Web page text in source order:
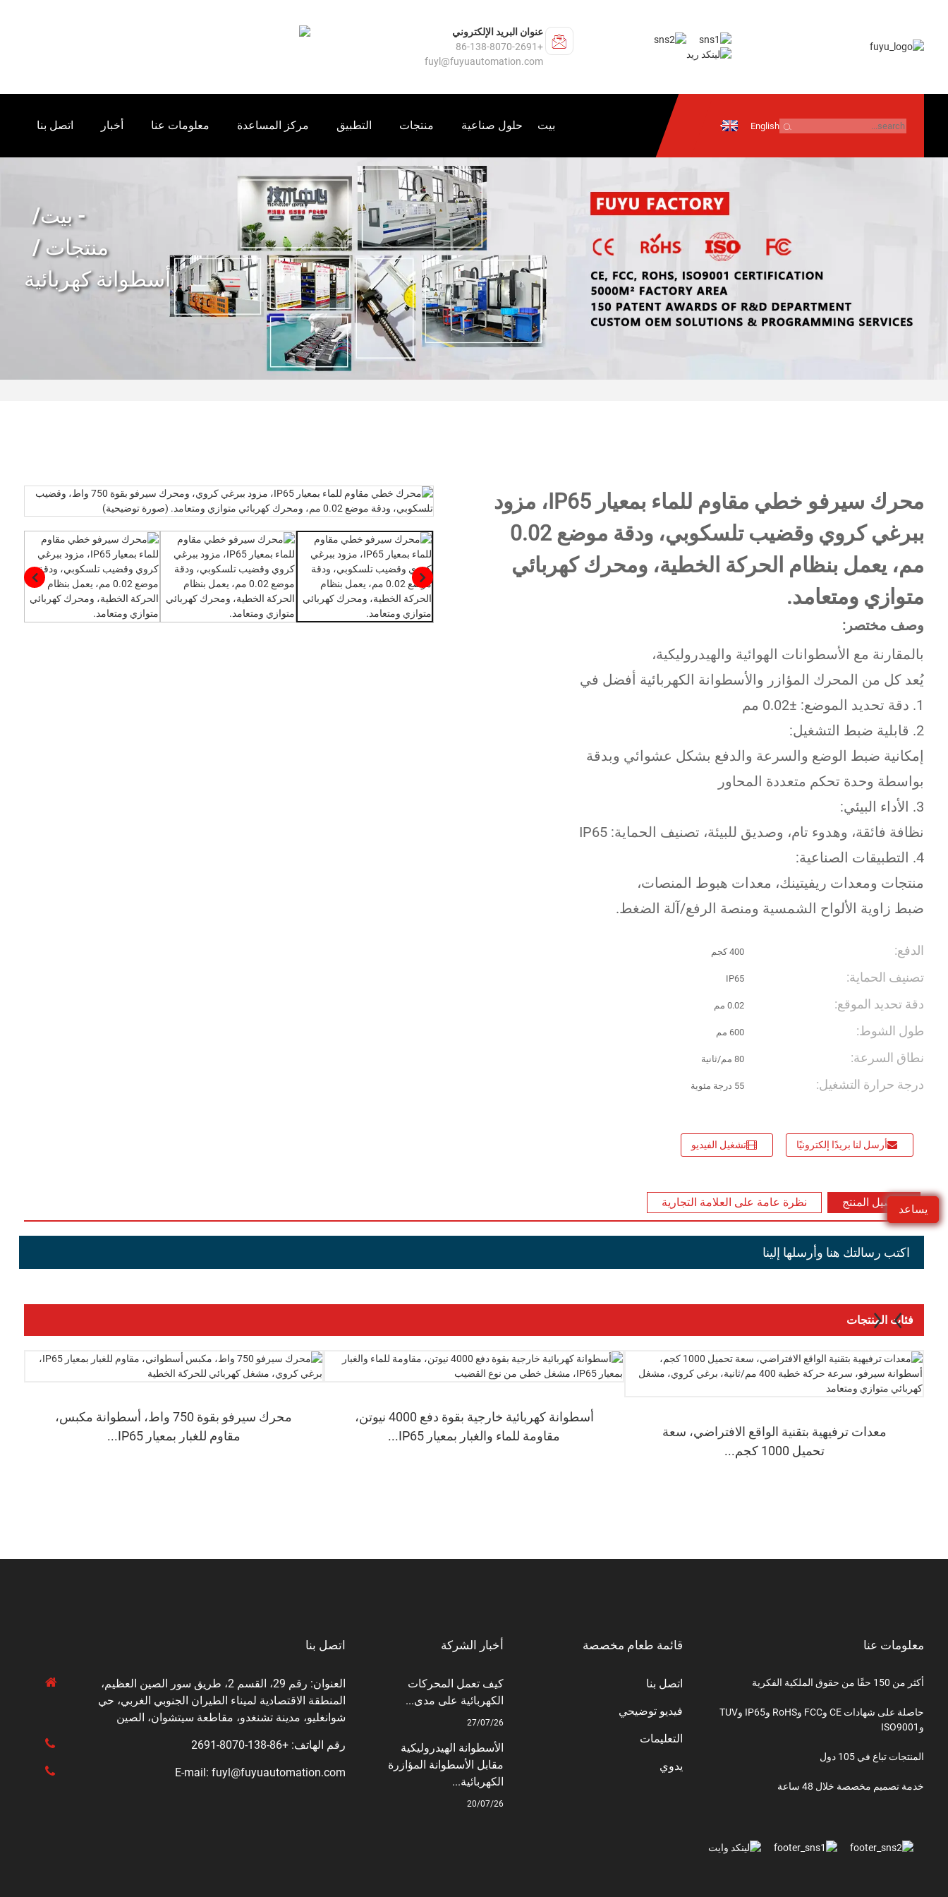
يساعد
عنوان البريد الإلكتروني
+86-138-8070-2691
fuyl@fuyuautomation.com
بيت حلول صناعية منتجات التطبيق مركز المساعدة معلومات عنا أخبار اتصل بنا English
بيت
منتجات
أسطوانة كهربائية
محرك سيرفو خطي مقاوم للماء بمعيار IP65، مزود
ببرغي كروي وقضيب تلسكوبي، ودقة موضع 0.02
مم، يعمل بنظام الحركة الخطية، ومحرك كهربائي
متوازي ومتعامد.
وصف مختصر:
بالمقارنة مع الأسطوانات الهوائية والهيدروليكية،
يُعد كل من المحرك المؤازر والأسطوانة الكهربائية أفضل في
1. دقة تحديد الموضع: ±0.02 مم
2. قابلية ضبط التشغيل:
إمكانية ضبط الوضع والسرعة والدفع بشكل عشوائي وبدقة
بواسطة وحدة تحكم متعددة المحاور
3. الأداء البيئي:
نظافة فائقة، وهدوء تام، وصديق للبيئة، تصنيف الحماية: IP65
4. التطبيقات الصناعية:
منتجات ومعدات ريفيتينك، معدات هبوط المنصات،
ضبط زاوية الألواح الشمسية ومنصة الرفع/آلة الضغط.
الدفع: 400 كجم
تصنيف الحماية: IP65
دقة تحديد الموقع: 0.02 مم
طول الشوط: 600 مم
نطاق السرعة: 80 مم/ثانية
درجة حرارة التشغيل: 55 درجة مئوية
أرسل لنا بريدًا إلكترونيًا تشغيل الفيديو
تفاصيل المنتج نظرة عامة على العلامة التجارية
اكتب رسالتك هنا وأرسلها إلينا
فئات المنتجات
معدات ترفيهية بتقنية الواقع الافتراضي، سعة
تحميل 1000 كجم...
أسطوانة كهربائية خارجية بقوة دفع 4000 نيوتن،
مقاومة للماء والغبار بمعيار IP65...
محرك سيرفو بقوة 750 واط، أسطوانة مكبس،
مقاوم للغبار بمعيار IP65...
معلومات عنا
أكثر من 150 حقًا من حقوق الملكية الفكرية
حاصلة على شهادات CE وFCC وRoHS وIP65 وTUV
وISO9001
المنتجات تباع في 105 دول
خدمة تصميم مخصصة خلال 48 ساعة
قائمة طعام مخصصة
اتصل بنا
فيديو توضيحي
التعليمات
يدوي
أخبار الشركة
كيف تعمل المحركات
الكهربائية على مدى...
27/07/26
الأسطوانة الهيدروليكية
مقابل الأسطوانة المؤازرة
الكهربائية...
20/07/26
اتصل بنا
العنوان: رقم 29، القسم 2، طريق سور الصين العظيم،
المنطقة الاقتصادية لميناء الطيران الجنوبي الغربي، حي
شوانغليو، مدينة تشنغدو، مقاطعة سيتشوان، الصين
رقم الهاتف: +86-138-8070-2691
E-mail: fuyl@fuyuautomation.com